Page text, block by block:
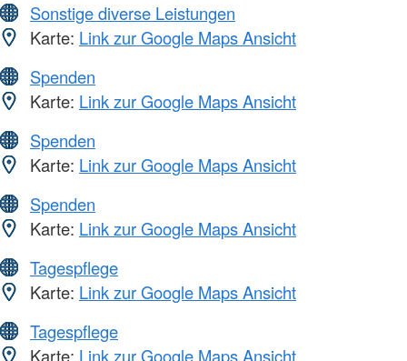
Sonstige diverse Leistungen
Karte: Link zur Google Maps Ansicht
Spenden
Karte: Link zur Google Maps Ansicht
Spenden
Karte: Link zur Google Maps Ansicht
Spenden
Karte: Link zur Google Maps Ansicht
Tagespflege
Karte: Link zur Google Maps Ansicht
Tagespflege
Karte: Link zur Google Maps Ansicht